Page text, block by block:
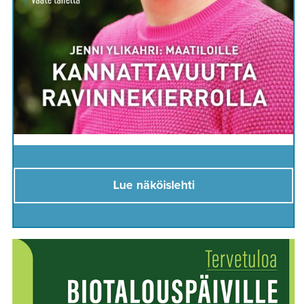
Lue näköislehti